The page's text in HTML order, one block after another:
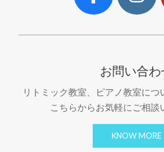
お問い合わ
リトミック教室、ピアノ教室につ
こちらからお気軽にご相談
KNOW MORE